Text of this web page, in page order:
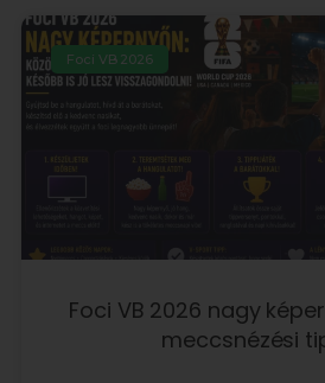
Foci VB 2026
Foci VB 2026 nagy
meccsnézési